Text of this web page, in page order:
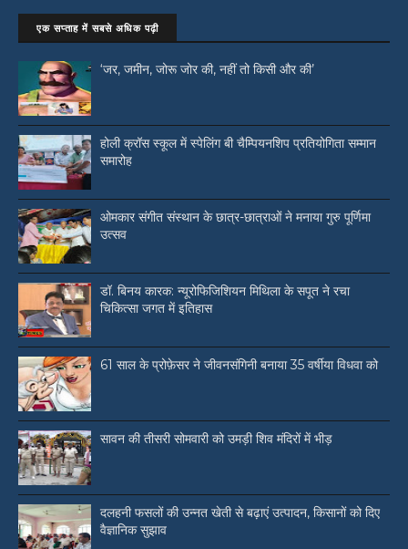
एक सप्ताह में सबसे अधिक पढ़ी
‘जर, जमीन, जोरू जोर की, नहीं तो किसी और की’
होली क्रॉस स्कूल में स्पेलिंग बी चैम्पियनशिप प्रतियोगिता सम्मान
समारोह
ओमकार संगीत संस्थान के छात्र-छात्राओं ने मनाया गुरु पूर्णिमा
उत्सव
डॉ. बिनय कारक: न्यूरोफिजिशियन मिथिला के सपूत ने रचा
चिकित्सा जगत में इतिहास
61 साल के प्रोफ़ेसर ने जीवनसंगिनी बनाया 35 वर्षीया विधवा को
सावन की तीसरी सोमवारी को उमड़ी शिव मंदिरों में भीड़
दलहनी फसलों की उन्नत खेती से बढ़ाएं उत्पादन, किसानों को दिए
वैज्ञानिक सुझाव